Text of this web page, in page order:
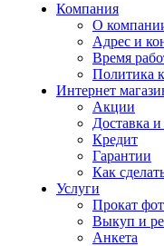
Компания
О
Адрес и
Время
Политика
Интернет
Акции
Доставка и
Кредит
Гарантии
Как
Услуги
Прокат
Выкуп и
Анкета